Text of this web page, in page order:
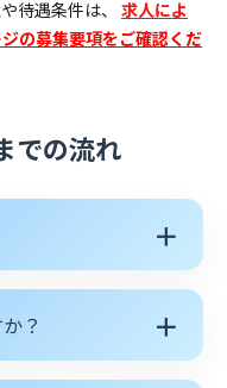
待遇条件は、 求人によ
の募集要項をご確認くだ
での流れ
＋
？ ＋